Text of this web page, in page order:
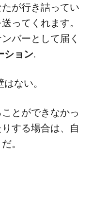
が行き詰ってい
ってくれます。
バーとして届く
ション.
ない。
とができなかっ
する場合は、自
。